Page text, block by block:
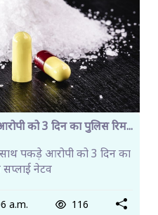
को 3 दिन का पुलिस रिम...
साथ पकड़े आरोपी को 3 दिन का
नेटव
a.m. 116